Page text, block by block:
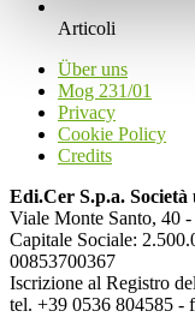
Articoli
Über uns
Mog 231/01
Privacy
Cookie Policy
Credits
Edi.Cer S.p.a. Società
Viale Monte Santo, 40
Capitale Sociale:
00853700367
Iscrizione al Registro
tel. +39 0536 804585 -